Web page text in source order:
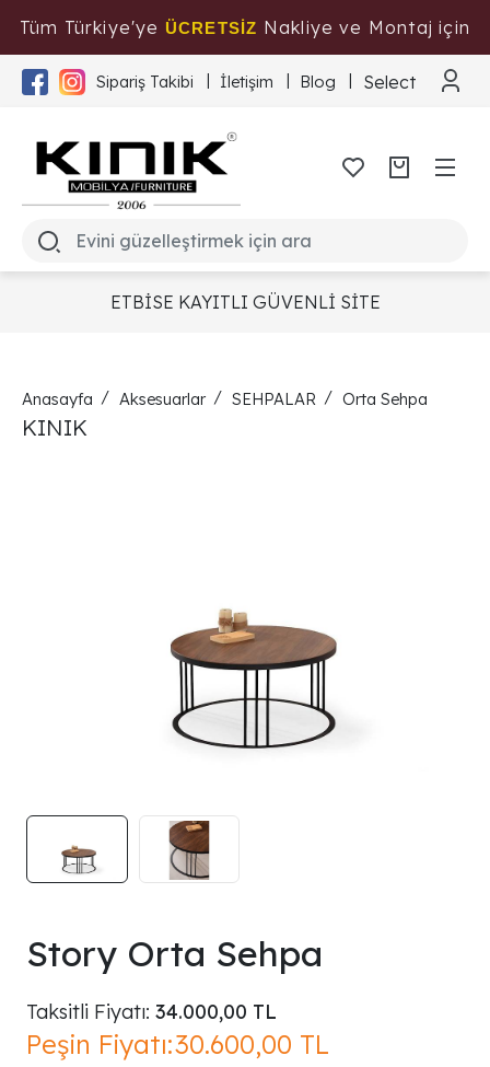
Tüm Türkiye'ye ÜCRETSİZ Nakliye ve Montaj için
Tıklayınız
Sipariş Takibi İletişim Blog Select
ETBİSE KAYITLI GÜVENLİ SİTE
Anasayfa Aksesuarlar SEHPALAR Orta Sehpa
KINIK
Story Orta Sehpa
Taksitli Fiyatı: 34.000,00 TL
Peşin Fiyatı:30.600,00 TL